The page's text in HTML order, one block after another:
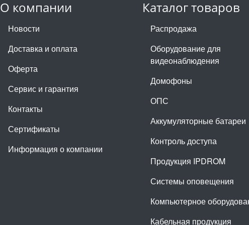
О компании
Новости
Доставка и оплата
Оферта
Сервис и гарантия
Контакты
Сертификаты
Информация о компании
Каталог товаров
Распродажа
Оборудование для
видеонаблюдения
Домофоны
ОПС
Аккумуляторные батареи
Контроль доступа
Продукция IPDROM
Системы оповещения
Компьютерное
Кабельная продукция